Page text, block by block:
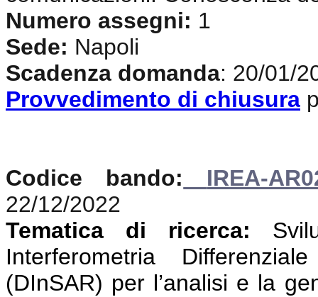
Numero assegni: 1
Sede: Napoli
Scadenza domanda: 20/01/
Provvedimento di chiusura
Codice bando:
IREA-
22/12/2022
Tematica di ricerca:
Interferometria
(DInSAR) per l’analisi e la